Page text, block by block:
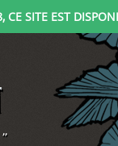
SITE EST